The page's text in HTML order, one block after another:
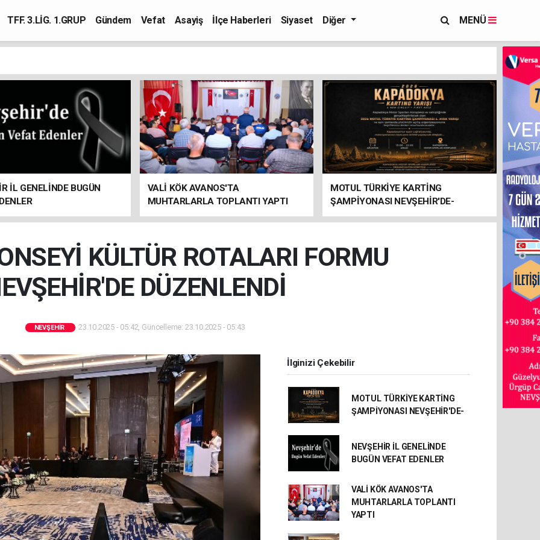
TFF. 3.LİG. 1.GRUP Gündem Vefat Asayiş İlçe Haberleri Siyaset Diğer MENÜ
İL GENELİNDE BUGÜN
VALİ KÖK AVANOS'TA
MUHTARLARLA TOPLANTI YAPTI
MOTUL TÜRKİYE KARTİNG
ŞAMPİYONASI NEVŞEHİR'DE-
KÜLTÜR ROTALARI FORMU
DÜZENLENDİ
NEVŞEHIR 23.10.2025 - 05:42, Güncelleme: 23.10.2025 - 05:43
İlginizi Çekebilir
MOTUL TÜRKİYE KARTİNG
ŞAMPİYONASI NEVŞEHİR'DE-
NEVŞEHİR İL GENELİNDE
BUGÜN VEFAT EDENLER
VALİ KÖK AVANOS'TA
MUHTARLARLA TOPLANTI
YAPTI